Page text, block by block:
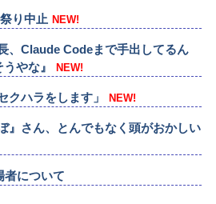
り中止 NEW!
、Claude Codeまで手出してるん
やな』
NEW!
クハラをします」 NEW!
』さん、とんでもなく頭がおかしい
者について